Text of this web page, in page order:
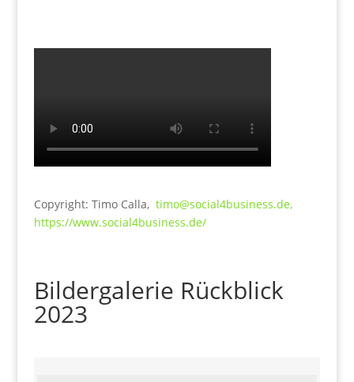
Copyright: Timo Calla, timo@social4business.de,
https://www.social4business.de/
Bildergalerie Rückblick
2023